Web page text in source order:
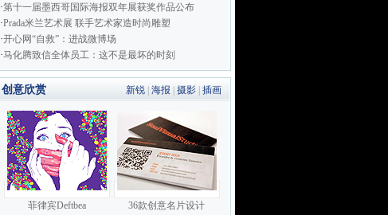
·第十一届墨西哥国际海报双年展获奖作品公布
·Prada米兰艺术展 联手艺术家造时尚雕塑
·开心网“自救”：进战微博场
·马化腾致信全体员工：这不是最坏的时刻
创意欣赏 新锐 海报 摄影 插画
菲律宾Deftbea 36款创意名片设计